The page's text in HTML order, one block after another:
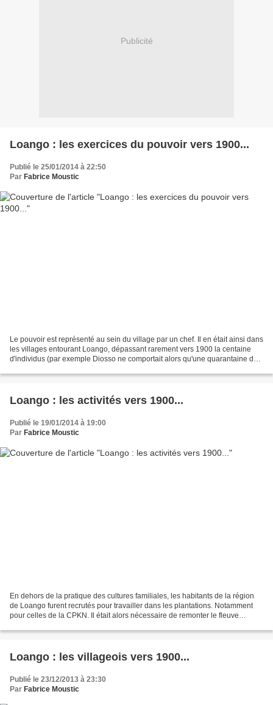
Publicité
Loango : les exercices du pouvoir vers 1900...
Publié le 25/01/2014 à 22:50
Par Fabrice Moustic
Le pouvoir est représenté au sein du village par un chef. Il en était ainsi dans
les villages entourant Loango, dépassant rarement vers 1900 la centaine
d'individus (par exemple Diosso ne comportait alors qu'une quarantaine de
Loango : les activités vers 1900...
Publié le 19/01/2014 à 19:00
Par Fabrice Moustic
En dehors de la pratique des cultures familiales, les habitants de la région
de Loango furent recrutés pour travailler dans les plantations. Notamment
pour celles de la CPKN. Il était alors nécessaire de remonter le fleuve
Loango : les villageois vers 1900...
Publié le 23/12/2013 à 23:30
Par Fabrice Moustic